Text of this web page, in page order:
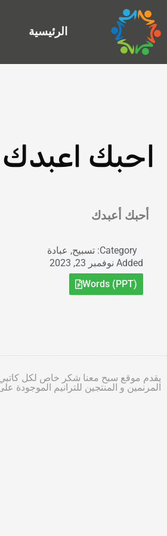
إلى
المحتوى
الرئيسية
احبك اعبدك
أحبك أعبدك
Category: تسبيح, عبادة
Added نوفمبر 23, 2023
Words (PPT)
يقدم موقع سبح معنا شكر خاص لكل كاتبي
المرنمين و المنتجين للترانيم